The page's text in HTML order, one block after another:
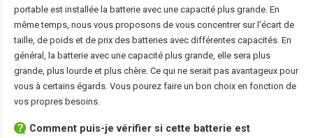
portable est installée la batterie avec une capacité plus grande. En
même temps, nous vous proposons de vous concentrer sur l'écart de
taille, de poids et de prix des batteries avec différentes capacités. En
général, la batterie avec une capacité plus grande, elle sera plus
grande, plus lourde et plus chère. Ce qui ne serait pas avantageux pour
vous à certains égards. Vous pourez faire un bon choix en fonction de
vos propres besoins.
Comment puis-je vérifier si cette batterie est